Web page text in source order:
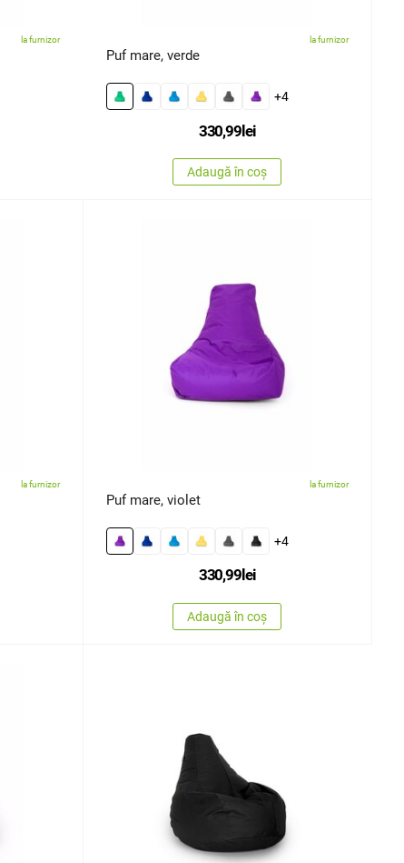
la furnizor la furnizor
Puf mare, verde
+4
330,99lei
Adaugă în coș
la furnizor la furnizor
Puf mare, violet
+4
330,99 lei
Adaugă în coș